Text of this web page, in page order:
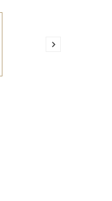
